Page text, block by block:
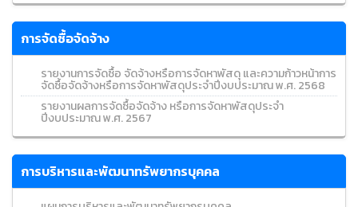
การจัดซื้อจัดจ้าง
รายงานการจัดซื้อ จัดจ้างหรือการจัดหาพัสดุ และความก้าวหน้าการ
จัดซื้อจัดจ้างหรือการจัดหาพัสดุประจำปีงบประมาณ พ.ศ. 2568
รายงานผลการจัดซื้อจัดจ้าง หรือการจัดหาพัสดุประจำ
ปีงบประมาณ พ.ศ. 2567
การบริหารและพัฒนาทรัพยากรบุคคล